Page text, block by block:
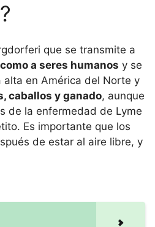
que se transmite a
a seres humanos y se
alta en América del Norte y
caballos y ganado, aunque
de la enfermedad de Lyme
Es importante que los
de estar al aire libre, y